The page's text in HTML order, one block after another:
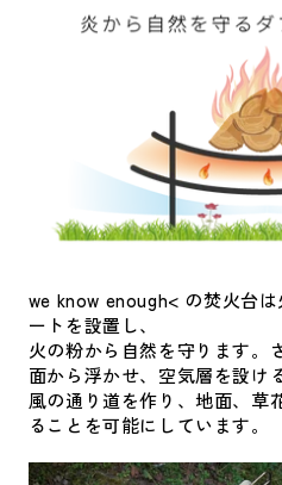
we know enough< の焚火台
ートを設置し、
火の粉から自然を守ります。
面から浮かせ、空気層を設け
風の通り道を作り、地面、草
ることを可能にしています。